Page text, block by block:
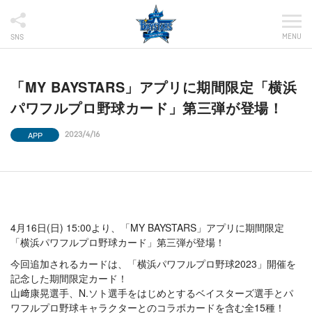
SNS MENU
「MY BAYSTARS」アプリに期間限定「横浜
パワフルプロ野球カード」第三弾が登場！
APP 2023/4/16
4月16日(日) 15:00より、「MY BAYSTARS」アプリに期間限定
「横浜パワフルプロ野球カード」第三弾が登場！
今回追加されるカードは、「横浜パワフルプロ野球2023」開催を
記念した期間限定カード！
山﨑康晃選手、N.ソト選手をはじめとするベイスターズ選手とパ
ワフルプロ野球キャラクターとのコラボカードを含む全15種！